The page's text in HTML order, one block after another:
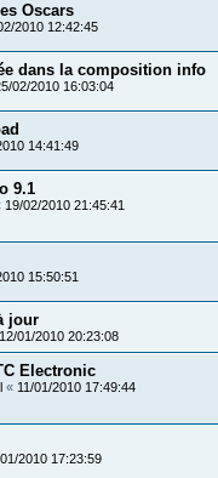
Oscars
2010 12:42:45
dans la composition info
02/2010 16:03:04
14:41:49
9.1
19/02/2010 21:45:41
15:50:51
jour
12/01/2010 20:23:08
Electronic
« 11/01/2010 17:49:44
2010 17:23:59